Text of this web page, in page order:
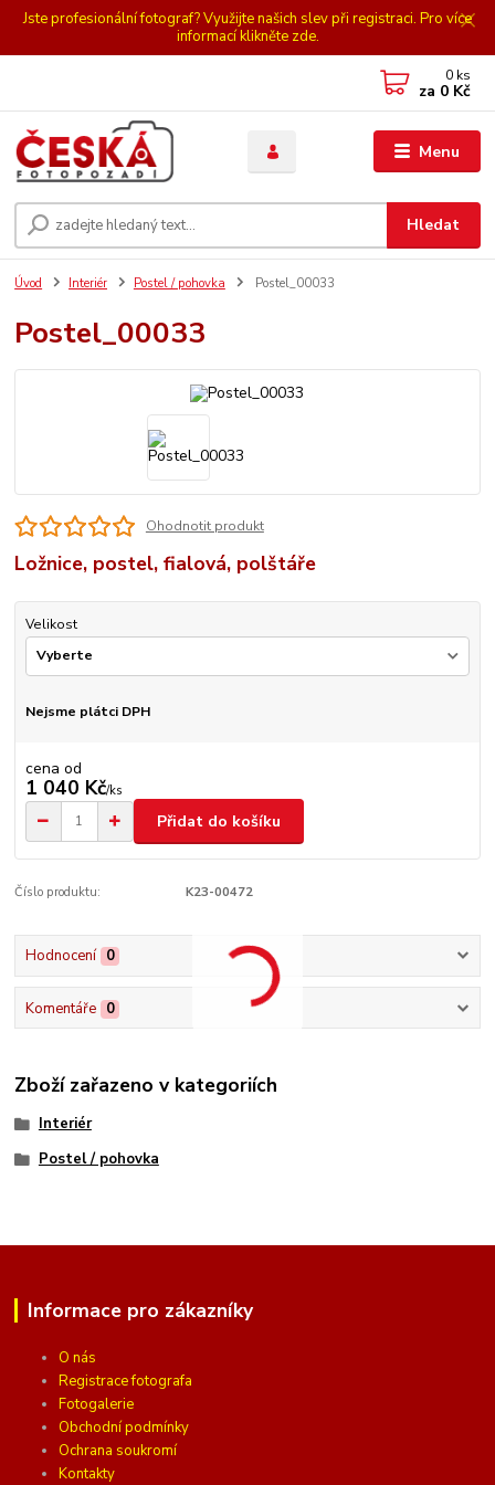
Jste profesionální fotograf? Využijte našich slev při registraci. Pro více
informací klikněte zde.
Menu
Hledat
0 ks
za 0 Kč
Úvod Interiér Postel / pohovka Postel_00033
Postel_00033
Ohodnotit produkt
Ložnice, postel, fialová, polštáře
Velikost
Nejsme plátci DPH
cena od
1 040 Kč/ks
Přidat do košíku
Číslo produktu: K23-00472
Hodnocení 0
Komentáře 0
Zboží zařazeno v kategoriích
Interiér
Postel / pohovka
Informace pro zákazníky
O nás
Registrace fotografa
Fotogalerie
Obchodní podmínky
Ochrana soukromí
Kontakty